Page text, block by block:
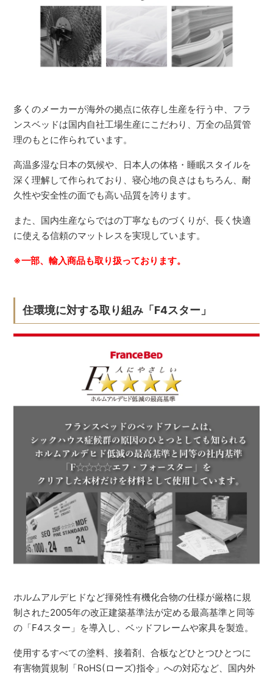
多くのメーカーが海外の拠点に依存し生産を行う中、フラ
ンスベッドは国内自社工場生産にこだわり、万全の品質管
理のもとに作られています。
高温多湿な日本の気候や、日本人の体格・睡眠スタイルを
深く理解して作られており、寝心地の良さはもちろん、耐
久性や安全性の面でも高い品質を誇ります。
また、国内生産ならではの丁寧なものづくりが、長く快適
に使える信頼のマットレスを実現しています。
※一部、輸入商品も取り扱っております。
住環境に対する取り組み「F4スター」
ホルムアルデヒドなど揮発性有機化合物の仕様が厳格に規
制された2005年の改正建築基準法が定める最高基準と同等
の「F4スター」を導入し、ベッドフレームや家具を製造。
使用するすべての塗料、接着剤、合板などひとつひとつに
有害物質規制「RoHS(ローズ)指令」への対応など、国内外